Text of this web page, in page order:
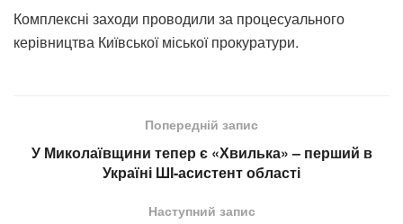
Комплексні заходи проводили за процесуального
керівництва Київської міської прокуратури.
Попередній запис
У Миколаївщини тепер є «Хвилька» – перший в
Україні ШІ-асистент області
Наступний запис